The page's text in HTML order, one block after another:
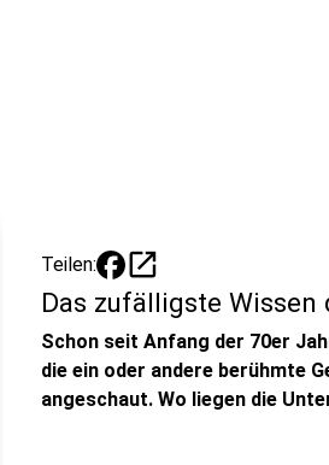
Teilen: open_in_new
Das zufälligste
Schon seit Anfang der 70er
die ein oder andere berühmte
angeschaut. Wo liegen die